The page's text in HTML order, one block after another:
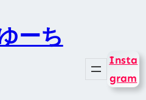
ーち
Insta
gram